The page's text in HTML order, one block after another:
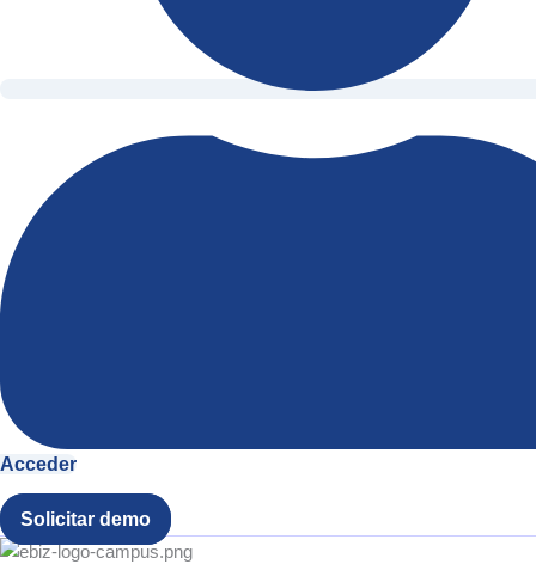
Acceder
Solicitar demo